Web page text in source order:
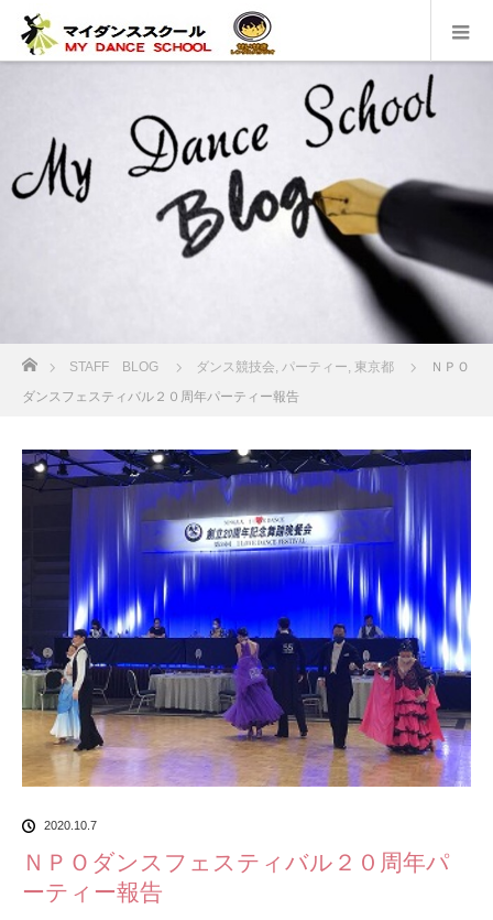
ホーム
STAFF BLOG ダンス競技会, パーティー, 東京都
ＮＰＯ
ダンスフェスティバル２０周年パーティー報告
2020.10.7
ＮＰＯダンスフェスティバル２０周年パ
ーティー報告